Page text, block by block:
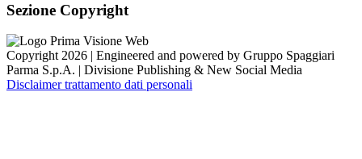
Sezione Copyright
Copyright 2026 | Engineered and powered by Gruppo Spaggiari
Parma S.p.A. | Divisione Publishing & New Social Media
Disclaimer trattamento dati personali